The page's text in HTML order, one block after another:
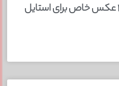
مانتو جین شیک زیبا؛ ۱۵ عکس خاص برای استایل